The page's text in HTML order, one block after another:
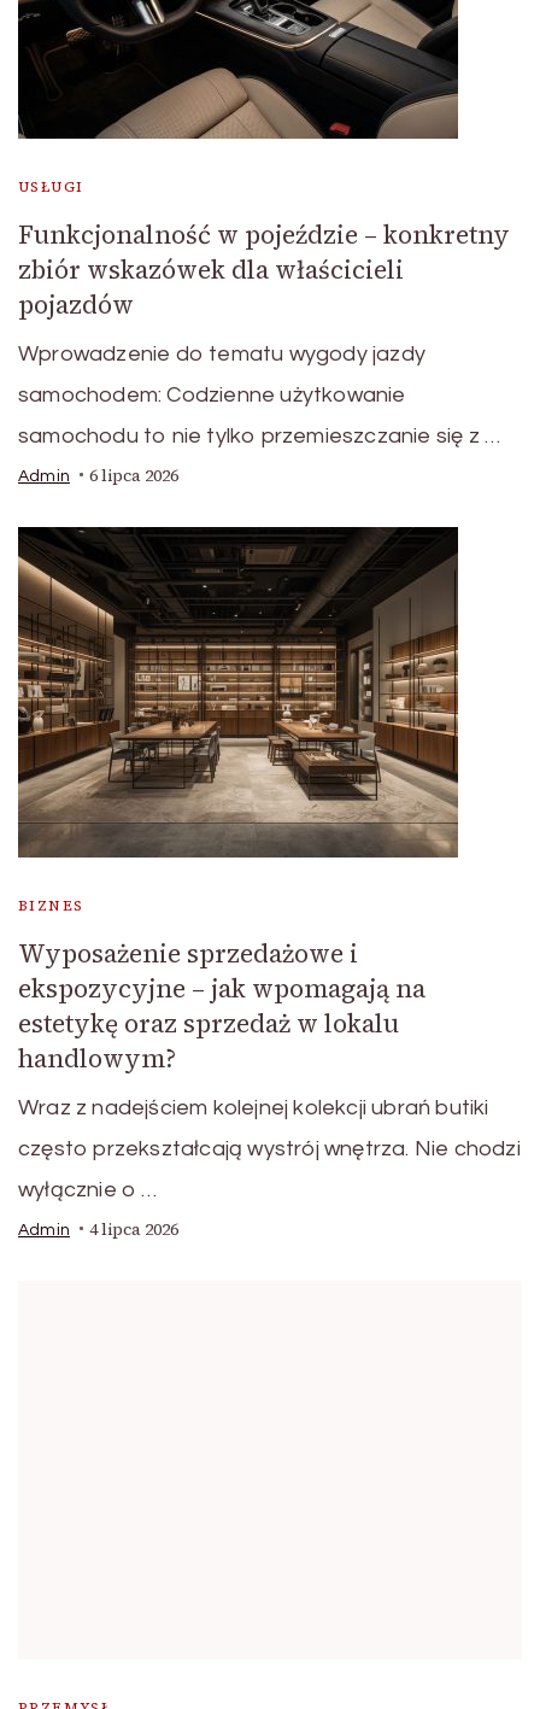
USŁUGI
Funkcjonalność w pojeździe – konkretny
zbiór wskazówek dla właścicieli
pojazdów
Wprowadzenie do tematu wygody jazdy
samochodem: Codzienne użytkowanie
samochodu to nie tylko przemieszczanie się z …
Admin 6 lipca 2026
BIZNES
Wyposażenie sprzedażowe i
ekspozycyjne – jak wpomagają na
estetykę oraz sprzedaż w lokalu
handlowym?
Wraz z nadejściem kolejnej kolekcji ubrań butiki
często przekształcają wystrój wnętrza. Nie chodzi
wyłącznie o …
Admin 4 lipca 2026